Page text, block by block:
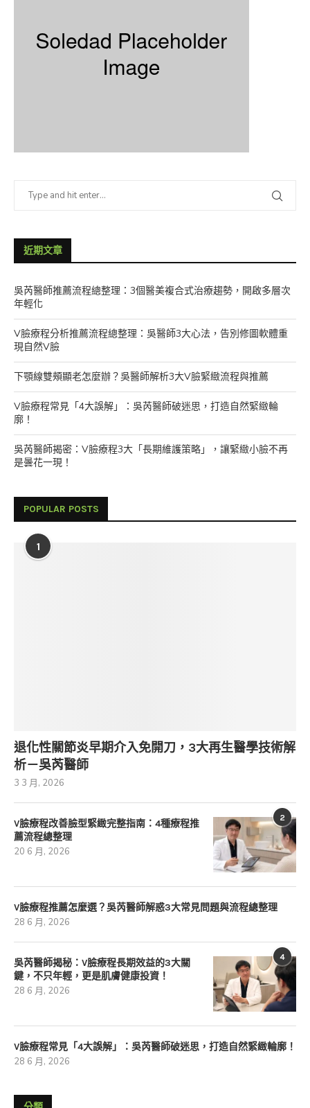
近期文章
吳芮醫師推薦流程總整理：3個醫美複合式治療趨勢，開啟多層次
年輕化
V臉療程分析推薦流程總整理：吳醫師3大心法，告別修圖軟體重
現自然V臉
下顎線雙頰顯老怎麼辦？吳醫師解析3大V臉緊緻流程與推薦
V臉療程常見「4大誤解」：吳芮醫師破迷思，打造自然緊緻輪
廓！
吳芮醫師揭密：V臉療程3大「長期維護策略」，讓緊緻小臉不再
是曇花一現！
POPULAR POSTS
1
退化性關節炎早期介入免開刀，3大再生醫學技術解
析－吳芮醫師
3 3 月, 2026
2
V臉療程改善臉型緊緻完整指南：4種療程推
薦流程總整理
20 6 月, 2026
V臉療程推薦怎麼選？吳芮醫師解惑3大常見問題與流程總整理
28 6 月, 2026
4
吳芮醫師揭秘：V臉療程長期效益的3大關
鍵，不只年輕，更是肌膚健康投資！
28 6 月, 2026
V臉療程常見「4大誤解」：吳芮醫師破迷思，打造自然緊緻輪廓！
28 6 月, 2026